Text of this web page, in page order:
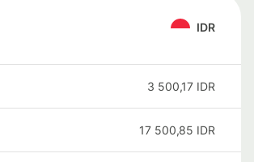
IDR
3 500,17 IDR
17 500,85 IDR